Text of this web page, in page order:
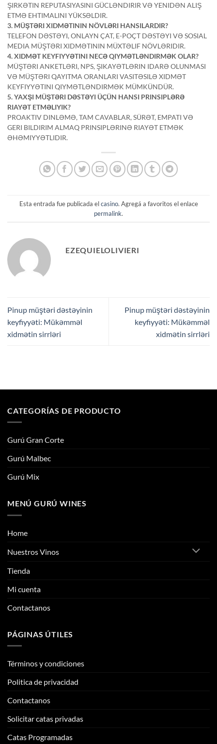
ŞIRKƏTIN REPUTASIYASINI GÜCLƏNDIRIR VƏ YENIDƏN ALIŞ
ETMƏ EHTIMALINI YÜKSƏLDIR.
3. MÜŞTƏRI XIDMƏTININ NÖVLƏRI HANSILARDIR?
TELEFON DƏSTƏYI, ONLAYN ÇAT, E-POÇT DƏSTƏYI VƏ SOSIAL
MEDIA MÜŞTƏRI XIDMƏTININ MÜXTƏLIF NÖVLƏRIDIR.
4. XIDMƏT KEYFIYYƏTINI NECƏ QIYMƏTLƏNDIRMƏK OLAR?
MÜŞTƏRI ANKETLƏRI, NPS, ŞIKAYƏTLƏRIN IDARƏ OLUNMASI
VƏ MÜŞTƏRI QAYITMA ORANLARI VASITƏSILƏ XIDMƏT
KEYFIYYƏTINI QIYMƏTLƏNDIRMƏK MÜMKÜNDÜR.
5. YAXŞI MÜŞTƏRI DƏSTƏYI ÜÇÜN HANSI PRINSIPLƏRƏ
RIAYƏT ETMƏLIYIK?
PROAKTIV DINLƏMƏ, TAM CAVABLAR, SÜRƏT, EMPATI VƏ
GERI BILDIRIM ALMAQ PRINSIPLƏRINƏ RIAYƏT ETMƏK
ƏHƏMIYYƏTLIDIR.
Esta entrada fue publicada elcasino. Agregá a favoritos el enlace
permalink.
EZEQUIELOLIVIERI
Pinup müştəri dəstəyinin
keyfiyyəti: Mükəmməl
xidmətin sirrləri
Pinup müştəri dəstəyinin
keyfiyyəti: Mükəmməl
xidmətin sirrləri
CATEGORÍAS DE PRODUCTO
Gurú Gran Corte
Gurú Malbec
Gurú Mix
MENÚ GURÚ WINES
Home
Nuestros Vinos
Tienda
Mi cuenta
Contactanos
PÁGINAS ÚTILES
Términos y condiciones
Politica de privacidad
Contactanos
Solicitar catas privadas
Catas Programadas